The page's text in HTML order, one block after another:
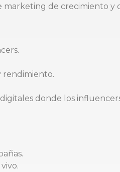
de crecimiento
rendimiento.
digitales donde los